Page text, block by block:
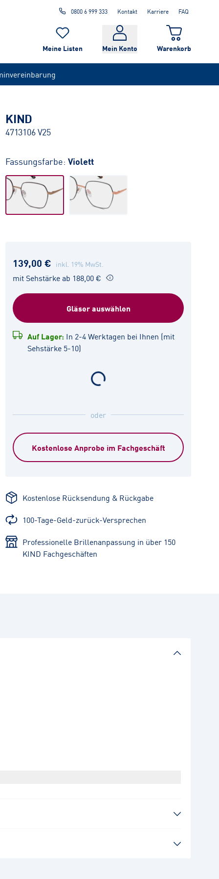
0800 6 999 333 Kontakt Karriere FAQ
Meine Listen Mein Konto Warenkorb
KIND
4713106 V25
Fassungsfarbe: Violett
139,00 € inkl. 19% MwSt.
mit Sehstärke ab 188,00 €
Gläser auswählen
Auf Lager: In 2-4 Werktagen bei Ihnen (mit
Sehstärke 5-10)
oder
Kostenlose Anprobe im Fachgeschäft
Kostenlose Rücksendung & Rückgabe
100-Tage-Geld-zurück-Versprechen
Professionelle Brillenanpassung in über 150
KIND Fachgeschäften